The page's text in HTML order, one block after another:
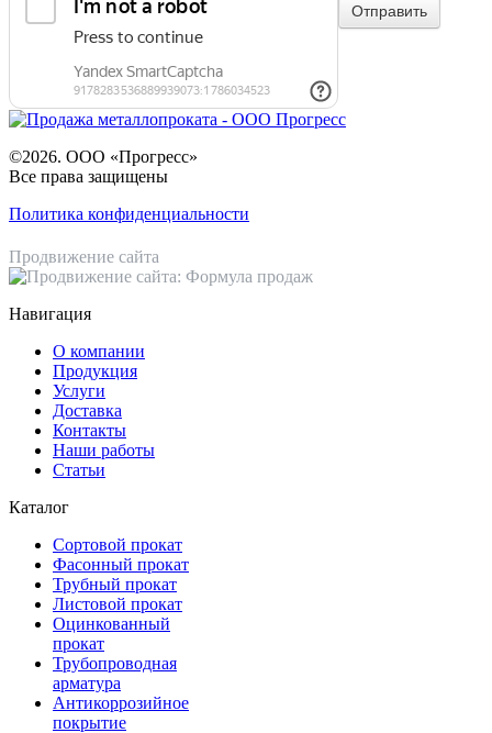
©2026. ООО «Прогресс»
Все права защищены
Политика конфиденциальности
Продвижение сайта
Навигация
О компании
Продукция
Услуги
Доставка
Контакты
Наши работы
Статьи
Каталог
Сортовой прокат
Фасонный прокат
Трубный прокат
Листовой прокат
Оцинкованный
прокат
Трубопроводная
арматура
Антикоррозийное
покрытие